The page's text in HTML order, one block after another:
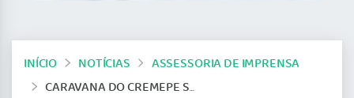
INÍCIO NOTÍCIAS
ASSESSORIA DE IMPRENSA
CARAVANA DO CREMEPE SEGUE PARA A ZONA DA MATA